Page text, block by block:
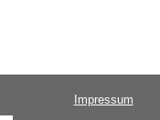
Impressum